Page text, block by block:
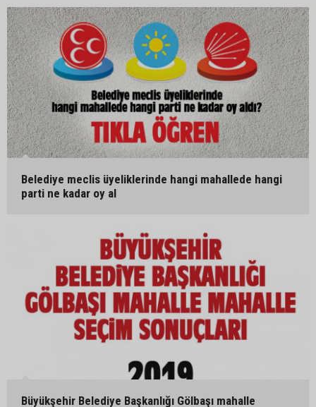
Belediye meclis üyeliklerinde hangi mahallede hangi
parti ne kadar oy al
Büyükşehir Belediye Başkanlığı Gölbaşı mahalle